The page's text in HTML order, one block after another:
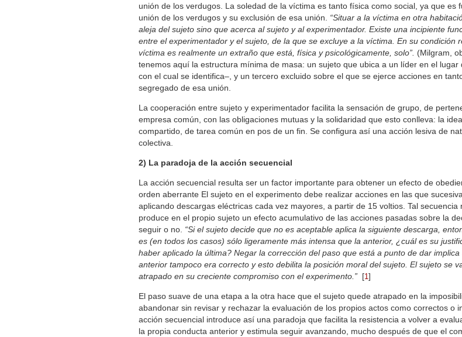
unión de los verdugos. La soledad de la víctima es tanto física como social, ya que es
unión de los verdugos y su exclusión de esa unión. “Situar a la víctima en otra
aleja del sujeto sino que acerca al sujeto y al experimentador. Existe una incipiente
entre el experimentador y el sujeto, de la que se excluye a la víctima. En su condición
víctima es realmente un extraño que está, física y psicológicamente, solo”. (Milgram,
tenemos aquí la estructura mínima de masa: un sujeto que ubica a un líder en el lugar
con el cual se identifica–, y un tercero excluido sobre el que se ejerce acciones en
segregado de esa unión.
La cooperación entre sujeto y experimentador facilita la sensación de grupo, de
empresa común, con las obligaciones mutuas y la solidaridad que esto conlleva: la
compartido, de tarea común en pos de un fin. Se configura así una acción lesiva de
colectiva.
2) La paradoja de la acción secuencial
La acción secuencial resulta ser un factor importante para obtener un efecto de
orden aberrante El sujeto en el experimento debe realizar acciones en las que
aplicando descargas eléctricas cada vez mayores, a partir de 15 voltios. Tal secuencia
produce en el propio sujeto un efecto acumulativo de las acciones pasadas sobre la
seguir o no. “Si el sujeto decide que no es aceptable aplica la siguiente descarga,
es (en todos los casos) sólo ligeramente más intensa que la anterior, ¿cuál es su
haber aplicado la última? Negar la corrección del paso que está a punto de dar
anterior tampoco era correcto y esto debilita la posición moral del sujeto. El sujeto se
atrapado en su creciente compromiso con el experimento.” [1]
El paso suave de una etapa a la otra hace que el sujeto quede atrapado en la
abandonar sin revisar y rechazar la evaluación de los propios actos como correctos o
acción secuencial introduce así una paradoja que facilita la resistencia a volver a
la propia conducta anterior y estimula seguir avanzando, mucho después de que el